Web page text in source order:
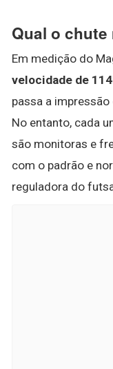
Qual o
Em medição do
velocidade de
passa a
No entanto, cada
são monitoras e
com o padrão e
reguladora do